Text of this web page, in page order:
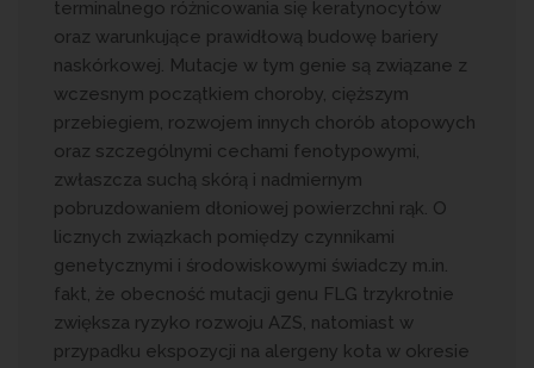
terminalnego różnicowania się keratynocytów
oraz warunkujące prawidłową budowę bariery
naskórkowej. Mutacje w tym genie są związane z
wczesnym początkiem choroby, cięższym
przebiegiem, rozwojem innych chorób atopowych
oraz szczególnymi cechami fenotypowymi,
zwłaszcza suchą skórą i nadmiernym
pobruzdowaniem dłoniowej powierzchni rąk. O
licznych związkach pomiędzy czynnikami
genetycznymi i środowiskowymi świadczy m.in.
fakt, że obecność mutacji genu FLG trzykrotnie
zwiększa ryzyko rozwoju AZS, natomiast w
przypadku ekspozycji na alergeny kota w okresie